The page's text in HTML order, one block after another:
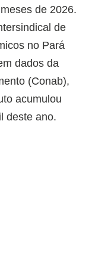
de 2026.
de
no Pará
dados da
(Conab),
acumulou
deste ano.